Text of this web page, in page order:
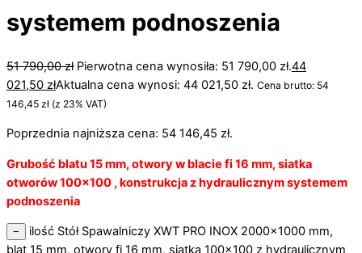
systemem podnoszenia
51 790,00zł Pierwotna cena wynosiła: 51 790,00 zł.44
021,50 złAktualna cena wynosi: 44 021,50 zł. Cena brutto: 54
146,45 zł (z 23% VAT)
Poprzednia najniższa cena: 54 146,45 zł.
Grubość blatu 15 mm, otwory w blacie fi 16 mm, siatka
otworów 100×100 , konstrukcja z hydraulicznym systemem
podnoszenia
−
ilość Stół Spawalniczy XWT PRO INOX 2000x1000 mm,
blat 15 mm, otwory fi 16 mm, siatka 100x100 z hydraulicznym